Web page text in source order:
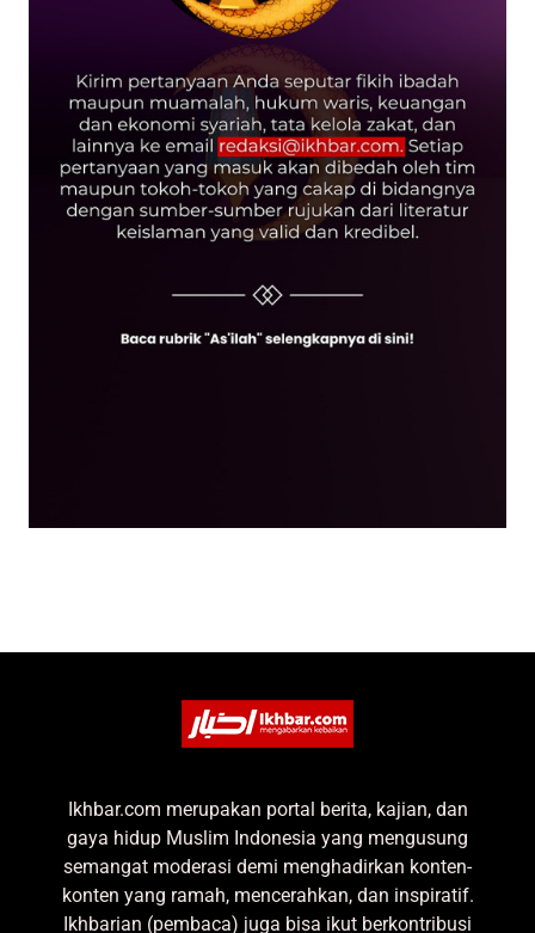
Ikhbar.com merupakan portal berita, kajian, dan
gaya hidup Muslim Indonesia yang mengusung
semangat moderasi demi menghadirkan konten-
konten yang ramah, mencerahkan, dan inspiratif.
Ikhbarian (pembaca) juga bisa ikut berkontribusi